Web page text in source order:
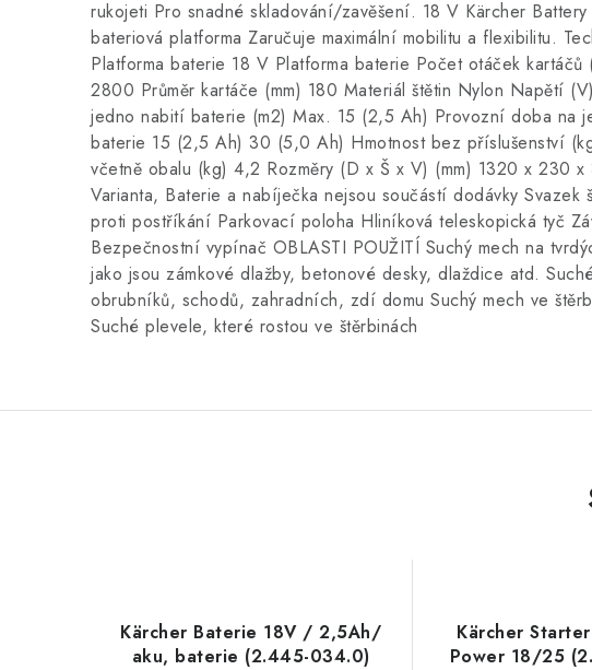
rukojeti Pro snadné skladování/zavěšení. 18 V Kärcher
bateriová platforma Zaručuje maximální mobilitu a flexibilitu.
Platforma baterie 18 V Platforma baterie Počet otáček
2800 Průměr kartáče (mm) 180 Materiál štětin Nylon Napětí
jedno nabití baterie (m2) Max. 15 (2,5 Ah) Provozní doba na
baterie 15 (2,5 Ah) 30 (5,0 Ah) Hmotnost bez příslušenství
včetně obalu (kg) 4,2 Rozměry (D x Š x V) (mm) 1320 x 230
Varianta, Baterie a nabíječka nejsou součástí dodávky Svazek
proti postříkání Parkovací poloha Hliníková teleskopická tyč
Bezpečnostní vypínač OBLASTI POUŽITÍ Suchý mech na
jako jsou zámkové dlažby, betonové desky, dlaždice atd.
obrubníků, schodů, zahradních, zdí domu Suchý mech ve
Suché plevele, které rostou ve štěrbinách
Kärcher Baterie 18V / 2,5Ah/
aku, baterie (2.445-034.0)
Kärcher
Power 18/25